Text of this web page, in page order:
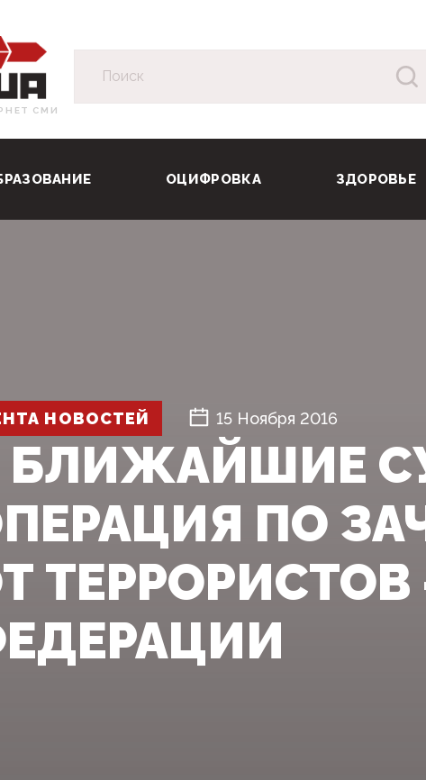
СМИ
ОЦИФРОВКА ЗДОРОВЬЕ
НОВОСТЕЙ 15 Ноября 2016
БЛИЖАЙШИЕ
ПО